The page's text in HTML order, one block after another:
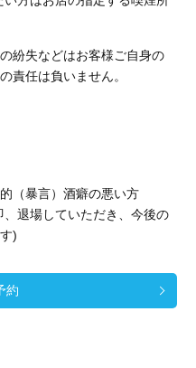
紛失などはお客様ご自身の
責任は負いません。
（暴言）酒癖の悪い方
退場していただき、今後の
)
約